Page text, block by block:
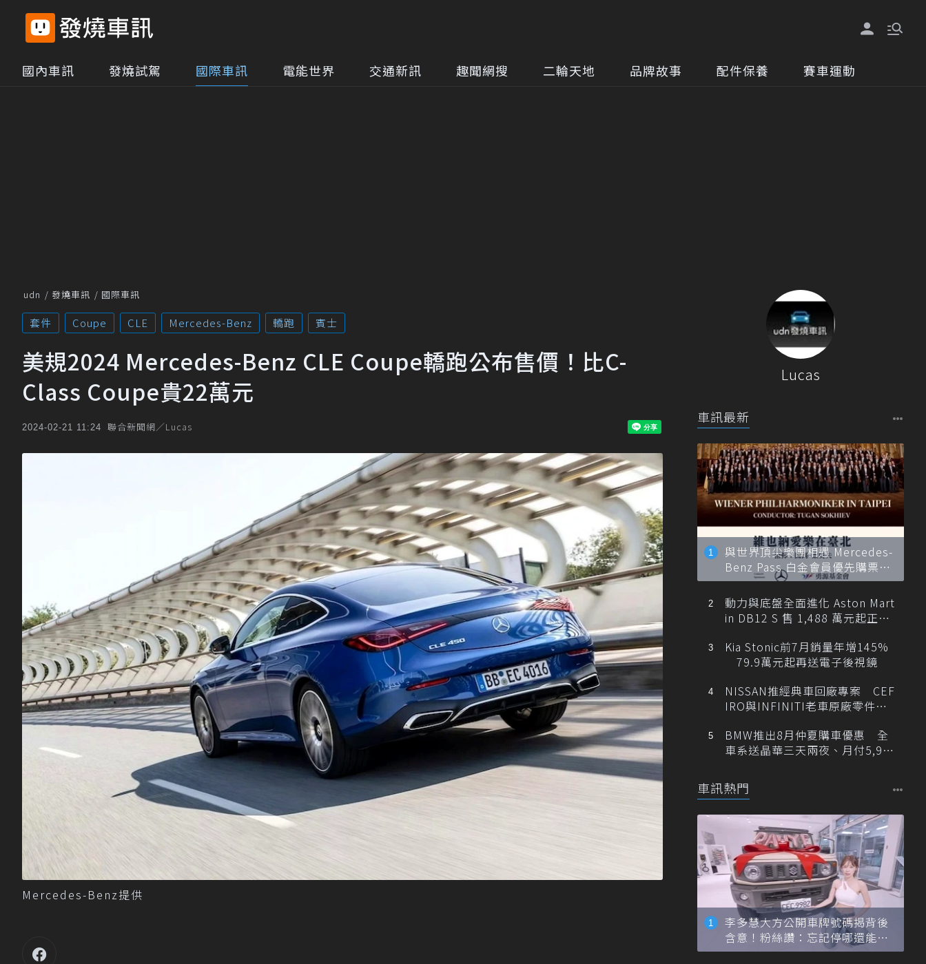
國內車訊 發燒試駕 國際車訊 電能世界 交通新訊 趣聞網搜 二輪天地 品牌故事 配件保養 賽車運動
udn 發燒車訊 國際車訊
套件 Coupe CLE Mercedes-Benz 轎跑 賓士
美規2024 Mercedes-Benz CLE Coupe轎跑公布售價！比C-
Class Coupe貴22萬元
2024-02-21 11:24 聯合新聞網／Lucas
Mercedes-Benz提供
Lucas
車訊最新
與世界頂尖樂團相遇 Mercedes-
Benz Pass 白金會員優先購票維
也納愛樂
動力與底盤全面進化 Aston Mart
in DB12 S 售 1,488 萬元起正式
Kia Stonic前7月銷量年增145%
79.9萬元起再送電子後視鏡
NISSAN推經典車回廠專案 CEF
IRO與INFINITI老車原廠零件最
BMW推出8月仲夏購車優惠 全
車系送晶華三天兩夜、月付5,900
車訊熱門
李多慧大方公開車牌號碼揭背後
含意！粉絲讚：忘記停哪還能幫
忙找車